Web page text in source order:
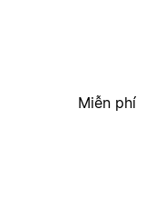
Miễn phí